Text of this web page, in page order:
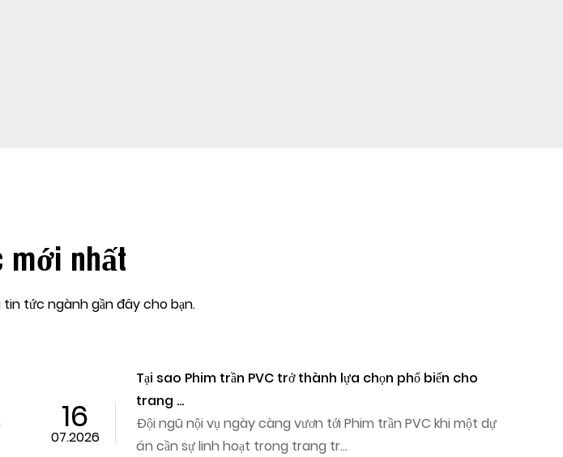
mới nhất
tức ngành gần đây cho bạn.
03
07.2026
Cách chọn Phim trần căng PVC cho hệ thống trần kiến trúc
và ...
Màng trần căng PVC là màng linh hoạt, kích hoạt bằng nhiệt,
trải dài trên đường chu vi để tạo thành bề mặt trần ...